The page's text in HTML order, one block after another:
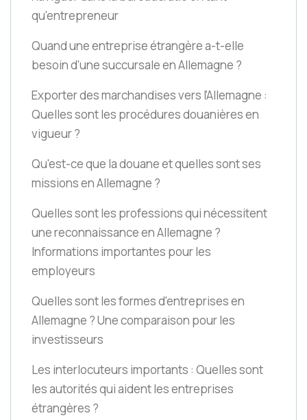
qu'entrepreneur
Quand une entreprise étrangère a-t-elle
besoin d'une succursale en Allemagne ?
Exporter des marchandises vers l'Allemagne :
Quelles sont les procédures douanières en
vigueur ?
Qu'est-ce que la douane et quelles sont ses
missions en Allemagne ?
Quelles sont les professions qui nécessitent
une reconnaissance en Allemagne ?
Informations importantes pour les
employeurs
Quelles sont les formes d'entreprises en
Allemagne ? Une comparaison pour les
investisseurs
Les interlocuteurs importants : Quelles sont
les autorités qui aident les entreprises
étrangères ?